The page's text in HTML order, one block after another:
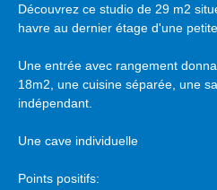
Découvrez ce studio de 29 m2
havre au dernier étage d'une
Une entrée avec rangement
18m2, une cuisine séparée, une
indépendant.
Une cave individuelle
Points positifs: